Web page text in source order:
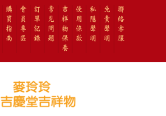
購
買
指
南
會
員
專
區
訂
單
記
錄
常
見
問
題
吉
祥
物
保
養
使
用
條
款
私
隱
聲
明
免
責
聲
明
聯
絡
客
服